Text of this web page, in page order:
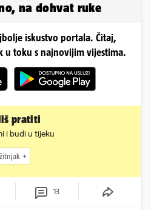
na dohvat ruke
iskustvo portala. Čitaj,
u toku s najnovijim vijestima.
pratiti
i budi u tijeku
žitnjak
13